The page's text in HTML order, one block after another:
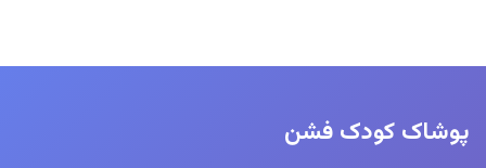
پوشاک کودک فشن